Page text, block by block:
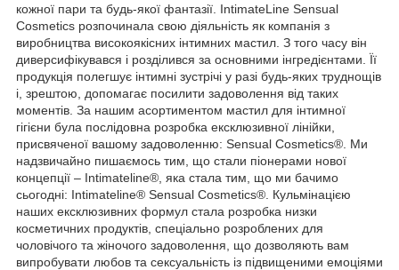
кожної пари та будь-якої фантазії. IntimateLine Sensual
Cosmetics розпочинала свою діяльність як компанія з
виробництва високоякісних інтимних мастил. З того часу він
диверсифікувався і розділився за основними інгредієнтами. Її
продукція полегшує інтимні зустрічі у разі будь-яких труднощів
і, зрештою, допомагає посилити задоволення від таких
моментів. За нашим асортиментом мастил для інтимної
гігієни була послідовна розробка ексклюзивної лінійки,
присвяченої вашому задоволенню: Sensual Cosmetics®. Ми
надзвичайно пишаємось тим, що стали піонерами нової
концепції – Intimateline®, яка стала тим, що ми бачимо
сьогодні: Intimateline® Sensual Cosmetics®. Кульмінацією
наших ексклюзивних формул стала розробка низки
косметичних продуктів, спеціально розроблених для
чоловічого та жіночого задоволення, що дозволяють вам
випробувати любов та сексуальність із підвищеними емоціями